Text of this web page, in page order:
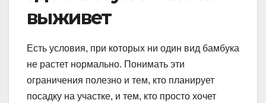
выживет
Есть условия, при которых ни один вид бамбука
не растет нормально. Понимать эти
ограничения полезно и тем, кто планирует
посадку на участке, и тем, кто просто хочет